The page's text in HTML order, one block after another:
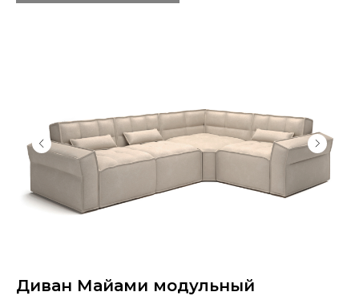
Диван Майами модульный